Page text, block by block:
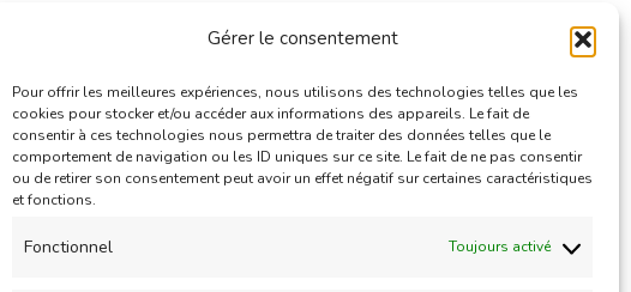
Gérer le consentement
Pour offrir les meilleures expériences, nous utilisons des technologies telles que les
cookies pour stocker et/ou accéder aux informations des appareils. Le fait de
consentir à ces technologies nous permettra de traiter des données telles que le
comportement de navigation ou les ID uniques sur ce site. Le fait de ne pas consentir
ou de retirer son consentement peut avoir un effet négatif sur certaines caractéristiques
et fonctions.
Fonctionnel Toujours activé